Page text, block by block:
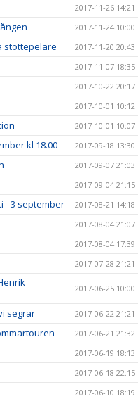
2017-11-26 14:21
2017-11-24 10:00
stöttepelare 2017-11-20 20:43
2017-11-07 18:35
2017-10-22 20:17
2017-10-01 10:12
2017-10-01 10:07
kl 18.00 2017-09-18 13:30
2017-09-07 21:03
2017-09-04 21:15
- 3 september 2017-08-21 14:18
2017-08-04 21:07
2017-08-04 17:39
2017-07-28 21:21
2017-06-25 10:00
segrar 2017-06-22 21:21
2017-06-21 21:32
2017-06-19 18:13
2017-06-18 22:15
2017-06-10 18:19